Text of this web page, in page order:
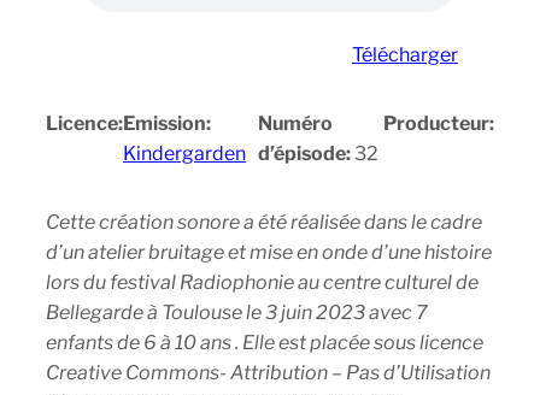
Télécharger
Licence: Emission:
Kindergarden
Numéro
d’épisode: 32
Producteur:
Cette création sonore a été réalisée dans le cadre
d’un atelier bruitage et mise en onde d’une histoire
lors du festival Radiophonie au centre culturel de
Bellegarde à Toulouse le 3 juin 2023 avec 7
enfants de 6 à 10 ans . Elle est placée sous licence
Creative Commons- Attribution – Pas d’Utilisation